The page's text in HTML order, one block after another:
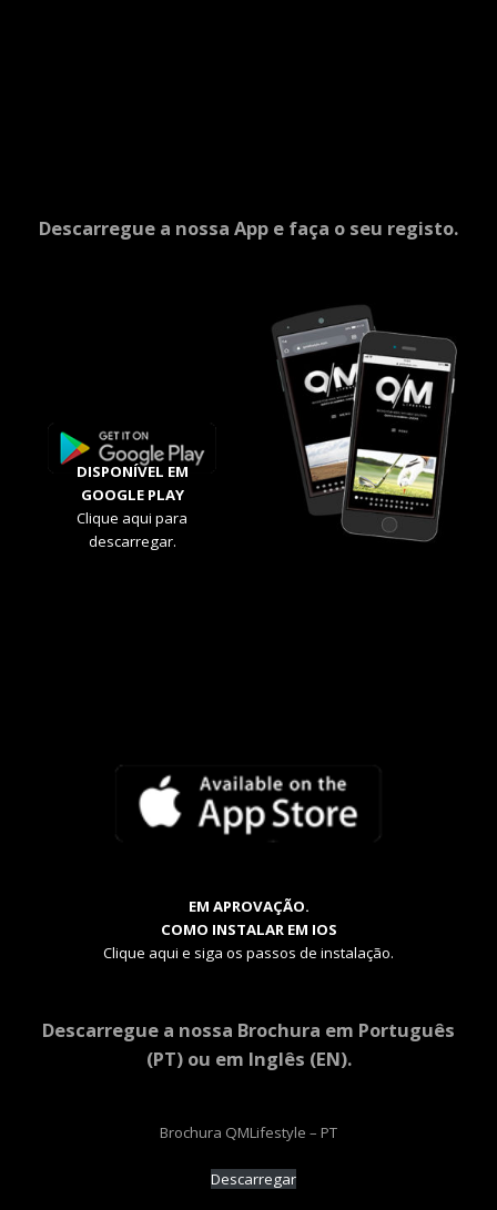
Descarregue a nossa App e faça o seu registo.
DISPONÍVEL EM
GOOGLE PLAY
Clique aqui para
descarregar.
EM APROVAÇÃO.
COMO INSTALAR EM IOS
Clique aqui e siga os passos de instalação.
Descarregue a nossa Brochura em Português
(PT) ou em Inglês (EN).
Brochura QMLifestyle – PT
Descarregar